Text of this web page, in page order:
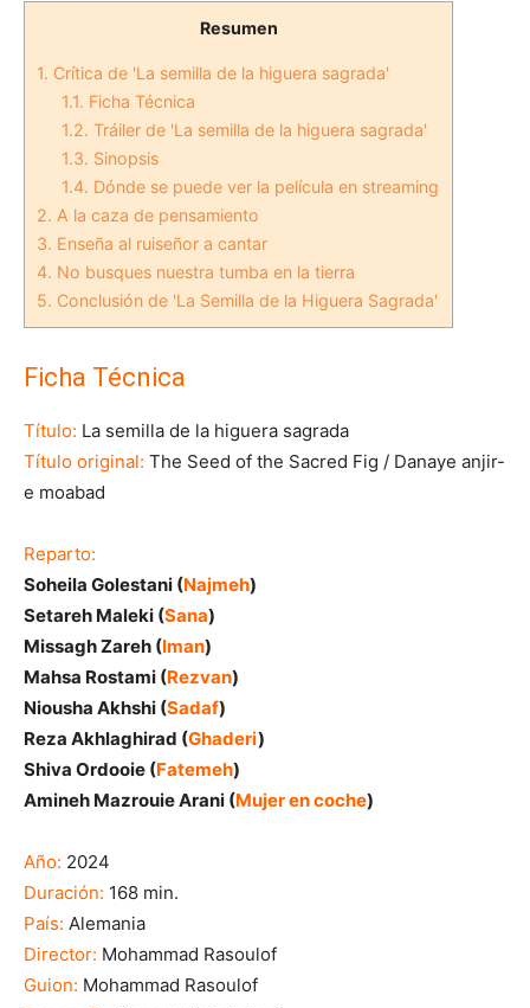
Resumen
1. Crítica de 'La semilla de la higuera sagrada'
1.1. Ficha Técnica
1.2. Tráiler de 'La semilla de la higuera sagrada'
1.3. Sinopsis
1.4. Dónde se puede ver la película en streaming
2. A la caza de pensamiento
3. Enseña al ruiseñor a cantar
4. No busques nuestra tumba en la tierra
5. Conclusión de 'La Semilla de la Higuera Sagrada'
Ficha Técnica
Título: La semilla de la higuera sagrada
Título original: The Seed of the Sacred Fig / Danaye anjir-
e moabad
Reparto:
Soheila Golestani (Najmeh)
Setareh Maleki (Sana)
Missagh Zareh (Iman)
Mahsa Rostami (Rezvan)
Niousha Akhshi (Sadaf)
Reza Akhlaghirad (Ghaderi)
Shiva Ordooie (Fatemeh)
Amineh Mazrouie Arani (Mujer en coche)
Año: 2024
Duración: 168 min.
País: Alemania
Director: Mohammad Rasoulof
Guion: Mohammad Rasoulof